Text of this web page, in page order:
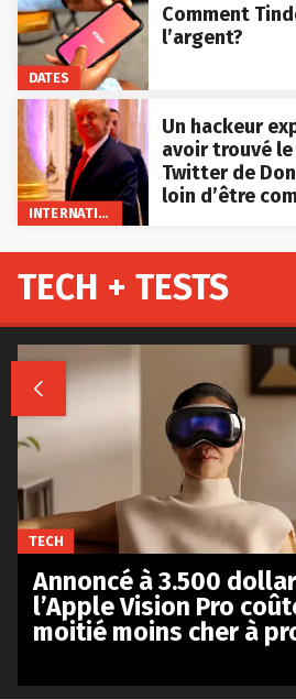
DATES
Comment
l’argent?
Un hackeur
avoir trouvé
Twitter de
loin d’être
TECH + TESTS

TECH
Annoncé à 3.500
l’Apple Vision Pro
moitié moins cher à